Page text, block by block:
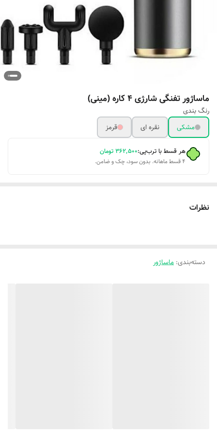
ماساژور تفنگی شارژی 4 کاره (مینی)
رنگ بندی
مشکی
نقره‌ ای قرمز
هر قسط با ترب‌پی:۳۶۲٬۵۰۰تومان
۴ قسط ماهانه. بدون سود، چک و ضامن.
نظرات
دسته‌بندی: ماساژور